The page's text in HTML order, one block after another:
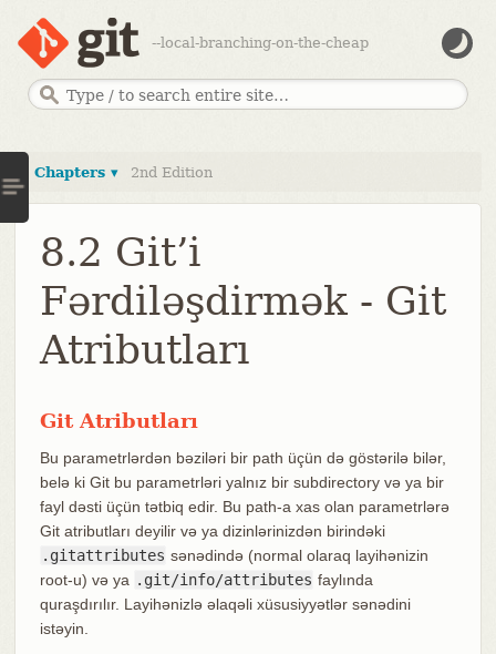
--local-branching-on-the-cheap
Chapters ▾ 2nd Edition
8.2 Git’i
Fərdiləşdirmək - Git
Atributları
Git Atributları
Bu parametrlərdən bəziləri bir path üçün də göstərilə bilər,
belə ki Git bu parametrləri yalnız bir subdirectory və ya bir
fayl dəsti üçün tətbiq edir. Bu path-a xas olan parametrlərə
Git atributları deyilir və ya dizinlərinizdən birindəki
.gitattributes sənədində (normal olaraq layihənizin
root-u) və ya .git/info/attributes faylında
quraşdırılır. Layihənizlə əlaqəli xüsusiyyətlər sənədini
istəyin.